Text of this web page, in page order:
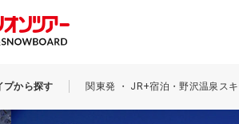
プから探す 関東発 ・ JR+宿泊・野沢温泉ス